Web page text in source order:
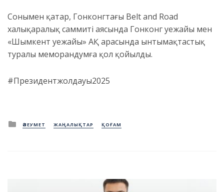
Сонымен қатар, Гонконгтағы Belt and Road
халықаралық саммиті аясында Гонконг әуежайы мен
«Шымкент әуежайы» АҚ арасында ынтымақтастық
туралы меморандумға қол қойылды.
#Президентжолдауы2025
Posted
in
ӘЛЕУМЕТ ЖАҢАЛЫҚТАР ҚОҒАМ